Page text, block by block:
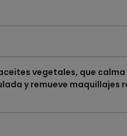
vegetales, que
y remueve maquillajes